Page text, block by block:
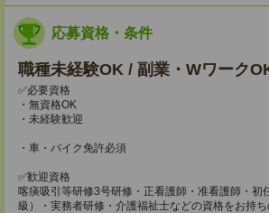
応募資格・条件
職種未経験OK / 副業・Wワーク
✅必要資格
・無資格OK
・未経験歓迎
・車・バイク免許必須
✅歓迎資格
喀痰吸引等研修3号研修・正看護師・准看護師・初
級）・実務者研修・介護福祉士などの資格をお持